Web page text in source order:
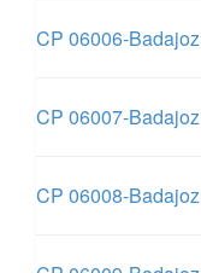
CP 06006-Badajoz
CP 06007-Badajoz
CP 06008-Badajoz